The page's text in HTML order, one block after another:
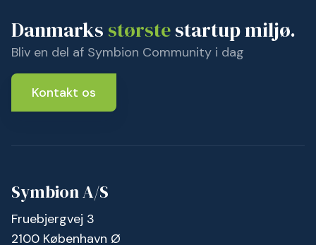
Danmarks størstestartup miljø.
Bliv en del af Symbion Community i dag
Kontakt os
Symbion A/S
Fruebjergvej 3
2100 København Ø